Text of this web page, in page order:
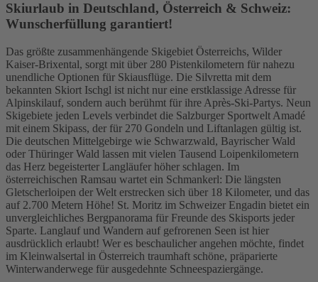
Skiurlaub in Deutschland, Österreich & Schweiz:
Wunscherfüllung garantiert!
Das größte zusammenhängende Skigebiet Österreichs, Wilder
Kaiser-Brixental, sorgt mit über 280 Pistenkilometern für nahezu
unendliche Optionen für Skiausflüge. Die Silvretta mit dem
bekannten Skiort Ischgl ist nicht nur eine erstklassige Adresse für
Alpinskilauf, sondern auch berühmt für ihre Après-Ski-Partys. Neun
Skigebiete jeden Levels verbindet die Salzburger Sportwelt Amadé
mit einem Skipass, der für 270 Gondeln und Liftanlagen gültig ist.
Die deutschen Mittelgebirge wie Schwarzwald, Bayrischer Wald
oder Thüringer Wald lassen mit vielen Tausend Loipenkilometern
das Herz begeisterter Langläufer höher schlagen. Im
österreichischen Ramsau wartet ein Schmankerl: Die längsten
Gletscherloipen der Welt erstrecken sich über 18 Kilometer, und das
auf 2.700 Metern Höhe! St. Moritz im Schweizer Engadin bietet ein
unvergleichliches Bergpanorama für Freunde des Skisports jeder
Sparte. Langlauf und Wandern auf gefrorenen Seen ist hier
ausdrücklich erlaubt! Wer es beschaulicher angehen möchte, findet
im Kleinwalsertal in Österreich traumhaft schöne, präparierte
Winterwanderwege für ausgedehnte Schneespaziergänge.